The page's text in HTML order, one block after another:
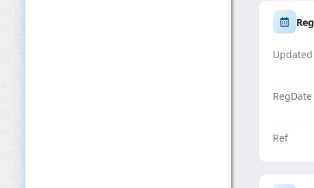
Updated
RegDate
Ref